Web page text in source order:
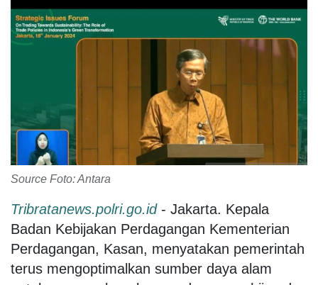
Source Foto: Antara
Tribratanews.polri.go.id - Jakarta. Kepala
Badan Kebijakan Perdagangan Kementerian
Perdagangan, Kasan, menyatakan pemerintah
terus mengoptimalkan sumber daya alam